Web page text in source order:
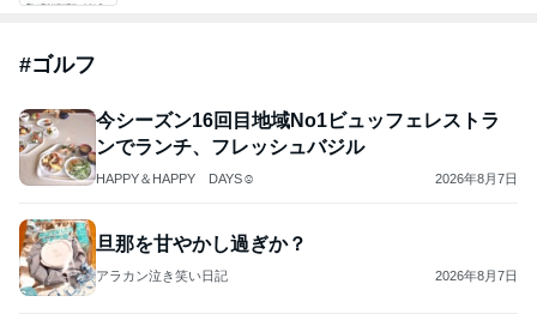
#ゴルフ
今シーズン16回目地域No1ビュッフェレストラ
ンでランチ、フレッシュバジル
HAPPY＆HAPPY DAYS☺︎ 2026年8月7日
旦那を甘やかし過ぎか？
アラカン泣き笑い日記 2026年8月7日